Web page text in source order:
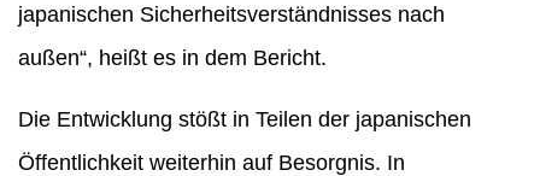
japanischen Sicherheitsverständnisses nach
außen“, heißt es in dem Bericht.
Die Entwicklung stößt in Teilen der japanischen
Öffentlichkeit weiterhin auf Besorgnis. In